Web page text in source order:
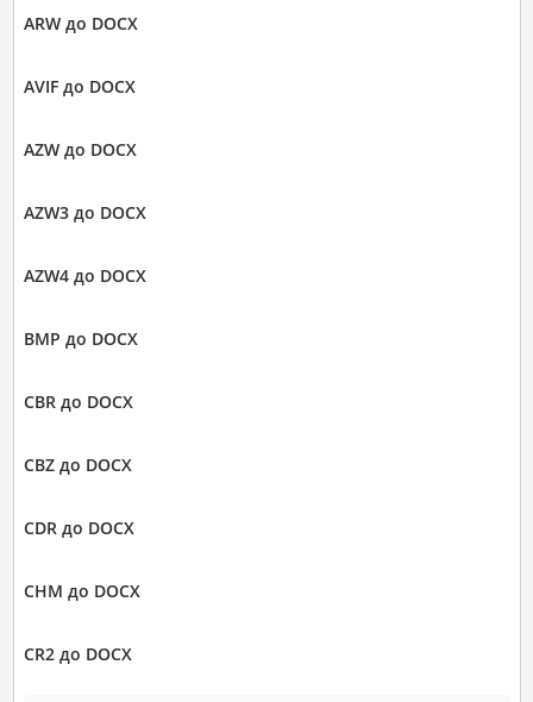
ARW до DOCX
AVIF до DOCX
AZW до DOCX
AZW3 до DOCX
AZW4 до DOCX
BMP до DOCX
CBR до DOCX
CBZ до DOCX
CDR до DOCX
CHM до DOCX
CR2 до DOCX